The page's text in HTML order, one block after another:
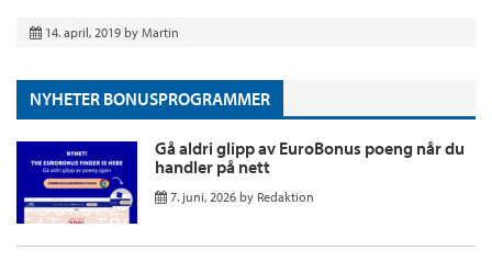
14. april, 2019 by Martin
NYHETER BONUSPROGRAMMER
Gå aldri glipp av EuroBonus poeng når du
handler på nett
7. juni, 2026 by Redaktion